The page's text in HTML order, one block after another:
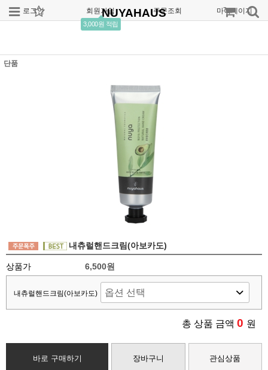
로그인 회원가입
3,000원 적립
주문조회 마이페이지
NUYAHAUS
단품
내츄럴핸드크림(아보카도)
상품가 6,500원
내츄럴핸드크림(아보카도)
총 상품 금액 0 원
바로 구매하기 장바구니 관심상품